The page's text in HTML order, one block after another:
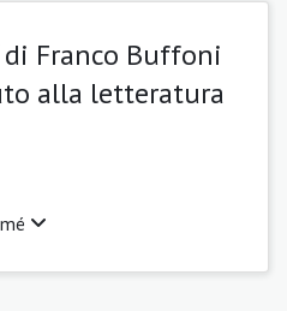
Franco Buffoni
alla letteratura